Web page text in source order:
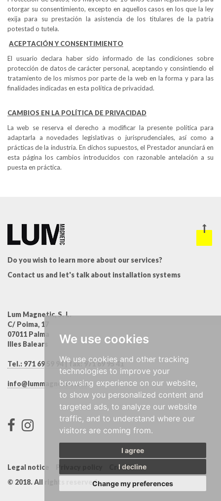
We use cookies
We use cookies and other tracking
technologies to improve your
browsing experience on our website,
to show you personalized content and
targeted ads, to analyze our website
traffic, and to understand where our
visitors are coming from.
I agree
I decline
Change my preferences
otorgar su consentimiento, excepto en aquellos casos en los que la ley
exija para su prestación la asistencia de los titulares de la patria
potestad o tutela.
ACEPTACIÓN Y CONSENTIMIENTO
El usuario declara haber sido informado de las condiciones sobre
protección de datos de carácter personal, aceptando y consintiendo el
tratamiento de los mismos por parte de la web en la forma y para las
finalidades indicadas en esta política de privacidad.
CAMBIOS EN LA POLÍTICA DE PRIVACIDAD
La web se reserva el derecho a modificar la presente política para
adaptarla a novedades legislativas o jurisprudenciales, así como a
prácticas de la industria. En dichos supuestos, el Prestador anunciará en
esta página los cambios introducidos con razonable antelación a su
puesta en práctica.
Do you wish to learn more about our services?
Contact us and let's talk about installation systems
Lum Magnetic, S. L.
C/ Poima, 17
07011 Palma
Illes Balears
Tel.: 971 69 59 94| fax:971 69 95 41
info@lummagnetic.com
Legal notice
Credits
© 2018. All rights reserved.